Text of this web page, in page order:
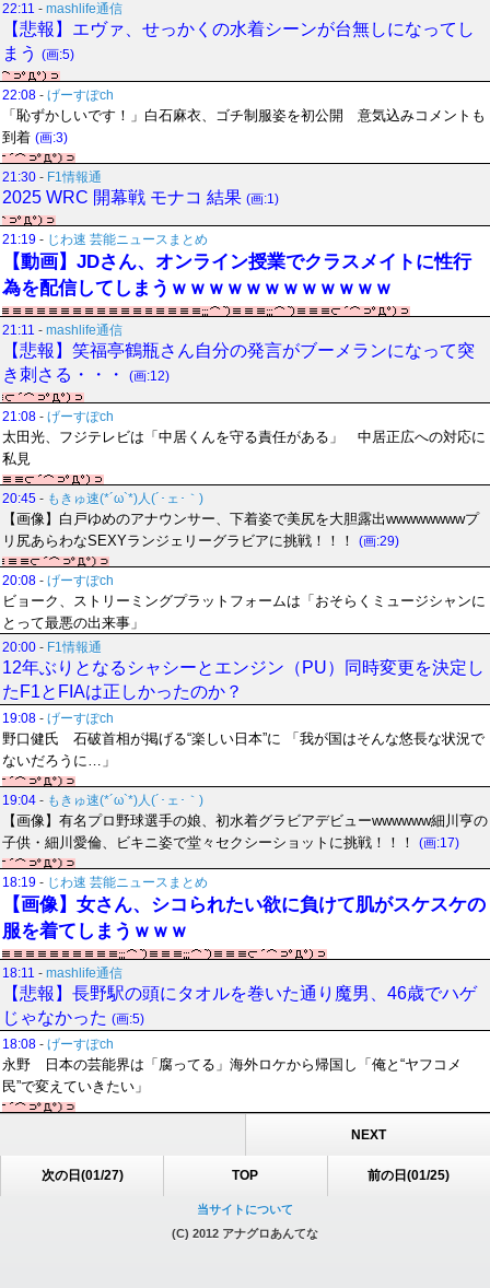
22:11 - mashlife通信
【悲報】エヴァ、せっかくの水着シーンが台無しになってし
まう (画:5)
22:08 - げーすぽch
「恥ずかしいです！」白石麻衣、ゴチ制服姿を初公開 意気込みコメントも
到着 (画:3)
21:30 - F1情報通
2025 WRC 開幕戦 モナコ 結果 (画:1)
21:19 - じわ速 芸能ニュースまとめ
【動画】JDさん、オンライン授業でクラスメイトに性行
為を配信してしまうｗｗｗｗｗｗｗｗｗｗｗｗ
21:11 - mashlife通信
【悲報】笑福亭鶴瓶さん自分の発言がブーメランになって突
き刺さる・・・
(画:12)
21:08 - げーすぽch
太田光、フジテレビは「中居くんを守る責任がある」 中居正広への対応に
私見
20:45 - もきゅ速(*´ω`*)人(´･ェ･｀)
【画像】白戸ゆめのアナウンサー、下着姿で美尻を大胆露出wwwwwwwwプ
リ尻あらわなSEXYランジェリーグラビアに挑戦！！！
(画:29)
20:08 - げーすぽch
ビョーク、ストリーミングプラットフォームは「おそらくミュージシャンに
とって最悪の出来事」
20:00 - F1情報通
12年ぶりとなるシャシーとエンジン（PU）同時変更を決定し
たF1とFIAは正しかったのか？
19:08 - げーすぽch
野口健氏 石破首相が掲げる“楽しい日本”に 「我が国はそんな悠長な状況で
ないだろうに…」
19:04 - もきゅ速(*´ω`*)人(´･ェ･｀)
【画像】有名プロ野球選手の娘、初水着グラビアデビューwwwwww細川亨の
子供・細川愛倫、ビキニ姿で堂々セクシーショットに挑戦！！！
(画:17)
18:19 - じわ速 芸能ニュースまとめ
【画像】女さん、シコられたい欲に負けて肌がスケスケの
服を着てしまうｗｗｗ
18:11 - mashlife通信
【悲報】長野駅の頭にタオルを巻いた通り魔男、46歳でハゲ
じゃなかった (画:5)
18:08 - げーすぽch
永野 日本の芸能界は「腐ってる」海外ロケから帰国し「俺と“ヤフコメ
民”で変えていきたい」
NEXT
次の日(01/27) TOP 前の日(01/25)
当サイトについて
(C) 2012 アナグロあんてな